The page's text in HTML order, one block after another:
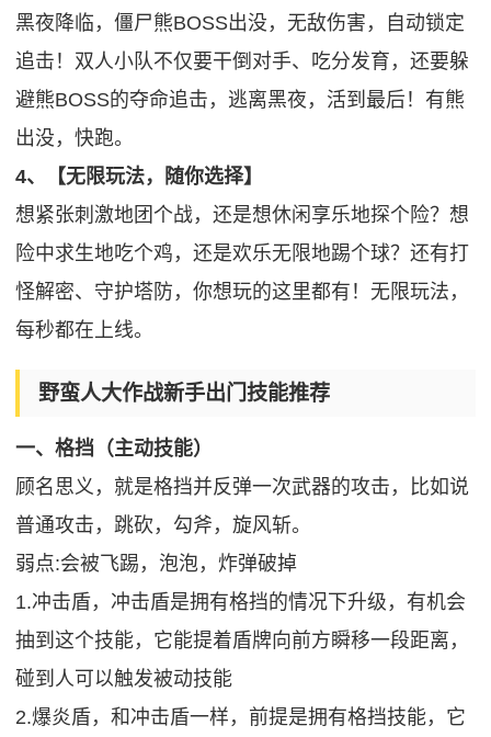
黑夜降临，僵尸熊BOSS出没，无敌伤害，自动锁定
追击！双人小队不仅要干倒对手、吃分发育，还要躲
避熊BOSS的夺命追击，逃离黑夜，活到最后！有熊
出没，快跑。
4、【无限玩法，随你选择】
想紧张刺激地团个战，还是想休闲享乐地探个险？想
险中求生地吃个鸡，还是欢乐无限地踢个球？还有打
怪解密、守护塔防，你想玩的这里都有！无限玩法，
每秒都在上线。
野蛮人大作战新手出门技能推荐
一、格挡（主动技能）
顾名思义，就是格挡并反弹一次武器的攻击，比如说
普通攻击，跳砍，勾斧，旋风斩。
弱点:会被飞踢，泡泡，炸弹破掉
1.冲击盾，冲击盾是拥有格挡的情况下升级，有机会
抽到这个技能，它能提着盾牌向前方瞬移一段距离，
碰到人可以触发被动技能
2.爆炎盾，和冲击盾一样，前提是拥有格挡技能，它